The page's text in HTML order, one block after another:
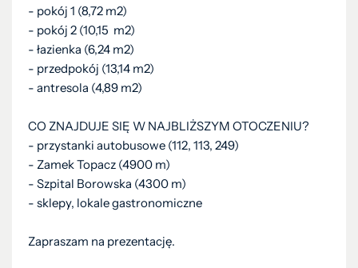
- pokój 1 (8,72 m2)
- pokój 2 (10,15 m2)
- łazienka (6,24 m2)
- przedpokój (13,14 m2)
- antresola (4,89 m2)
CO ZNAJDUJE SIĘ W NAJBLIŻSZYM OTOCZENIU?
- przystanki autobusowe (112, 113, 249)
- Zamek Topacz (4900 m)
- Szpital Borowska (4300 m)
- sklepy, lokale gastronomiczne
Zapraszam na prezentację.